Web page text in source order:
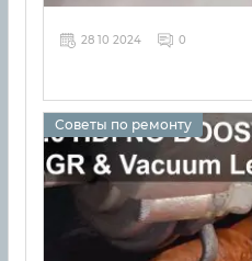
28 10 2024 0
Советы по ремонту